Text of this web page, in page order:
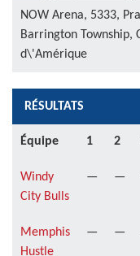
NOW Arena, 5333,
Barrington Township,
d\'Amérique
RÉSULTATS
Équipe 1 2
Windy
City Bulls
— —
Memphis
Hustle
— —